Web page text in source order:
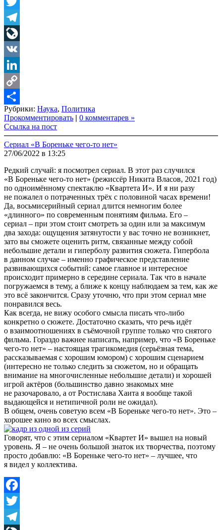
Twitter
Telegram
LiveJournal
VK
LinkedIn
Copy
Link
Share
Рубрики: Наука, Политика
Прокомментировать | 0 комментарев »
Ссылка на пост
Сериал «В Бореньке чего-то нет»
27/06/2022 в 13:25
Редкий случай: я посмотрел сериал. В этот раз случился
«В Бореньке чего-то нет» (режиссёр Никита Власов, 2021 год)
по одноимённому спектаклю «Квартета И». И я ни разу
не пожалел о потраченных трёх с половиной часах времени!
Да, восьмисерийный сериал длится немногим более
«длинного» по современным понятиям фильма. Его –
сериал – при этом стоит смотреть за один или за максимум
два захода: ощущения затянутости у вас точно не возникнет,
зато вы сможете оценить ритм, связанные между собой
небольшие детали и гиперболу развития сюжета. Гипербола
в данном случае – именно графическое представление
развивающихся событий: самое главное и интересное
происходит примерно в середине сериала. Так что в начале
погружаемся в тему, а ближе к концу наблюдаем за тем, как же
это всё закончится. Сразу уточню, что при этом сериал мне
понравился весь.
Как всегда, не вижу особого смысла писать что-либо
конкретно о сюжете. Достаточно сказать, что речь идёт
о взаимоотношениях в съёмочной группе только что снятого
фильма. Гораздо важнее написать, например, что «В Бореньке
чего-то нет» – настоящая трагикомедия (серьёзная тема,
рассказываемая с хорошим юмором) с хорошим сценарием
(интересно не только следить за сюжетом, но и обращать
внимание на многочисленные небольшие детали) и хорошей
игрой актёров (большинство давно знакомых мне
не разочаровало, а от Ростислава Хаита я вообще такой
выдающейся и нетипичной роли не ожидал).
В общем, очень советую всем «В Бореньке чего-то нет». Это –
хорошее кино во всех смыслах.
Говорят, что с этим сериалом «Квартет И» вышел на новый
уровень. Я – не очень большой знаток их творчества, поэтому
просто добавлю: «В Бореньке чего-то нет» – лучшее, что
я видел у коллектива.
Facebook
Twitter